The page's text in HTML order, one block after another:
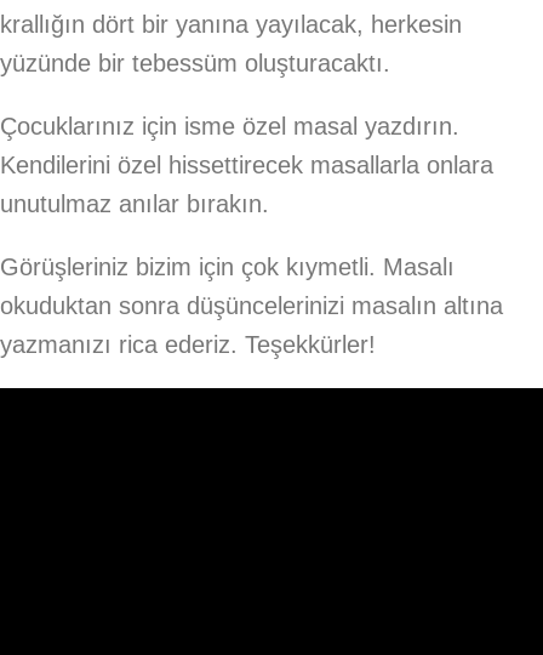
krallığın dört bir yanına yayılacak, herkesin
yüzünde bir tebessüm oluşturacaktı.
Çocuklarınız için isme özel masal yazdırın.
Kendilerini özel hissettirecek masallarla onlara
unutulmaz anılar bırakın.
Görüşleriniz bizim için çok kıymetli. Masalı
okuduktan sonra düşüncelerinizi masalın altına
yazmanızı rica ederiz. Teşekkürler!